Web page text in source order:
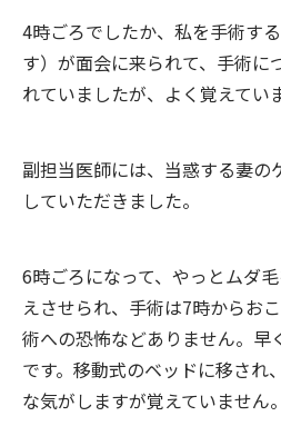
4時ごろでしたか、私を手術す
す）が面会に来られて、手術に
れていましたが、よく覚えてい
副担当医師には、当惑する妻の
していただきました。
6時ごろになって、やっとムダ
えさせられ、手術は7時からお
術への恐怖などありません。早
です。移動式のベッドに移され
な気がしますが覚えていません。